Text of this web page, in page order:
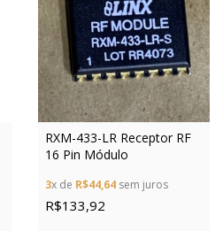
RXM-433-LR Receptor RF
16 Pin Módulo
3x de R$44,64 sem juros
R$133,92